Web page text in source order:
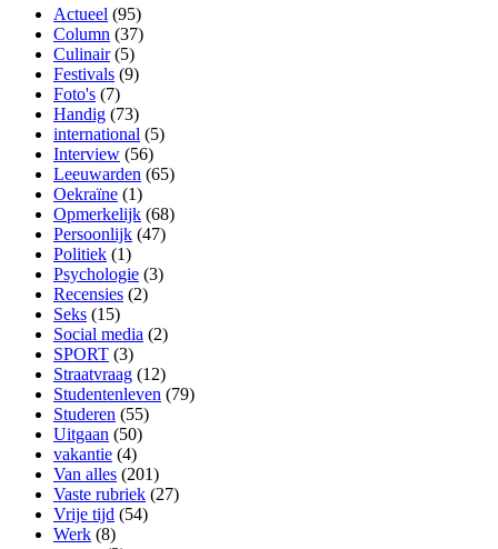
Actueel (95)
Column (37)
Culinair(5)
Festivals (9)
Foto's (7)
Handig (73)
international (5)
Interview (56)
Leeuwarden (65)
Oekraïne (1)
Opmerkelijk (68)
Persoonlijk (47)
Politiek (1)
Psychologie (3)
Recensies (2)
Seks (15)
Social media (2)
SPORT (3)
Straatvraag (12)
Studentenleven (79)
Studeren (55)
Uitgaan (50)
vakantie (4)
Van alles (201)
Vaste rubriek (27)
Vrije tijd (54)
Werk (8)